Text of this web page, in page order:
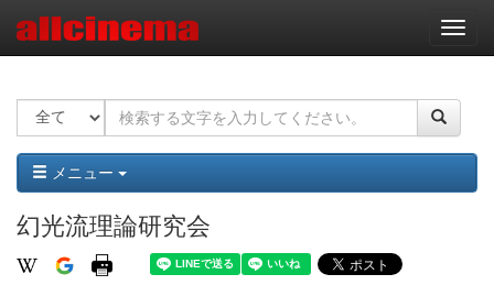
ナ
ビ
ー
ョ
ン
メニュー
幻光流理論研究会